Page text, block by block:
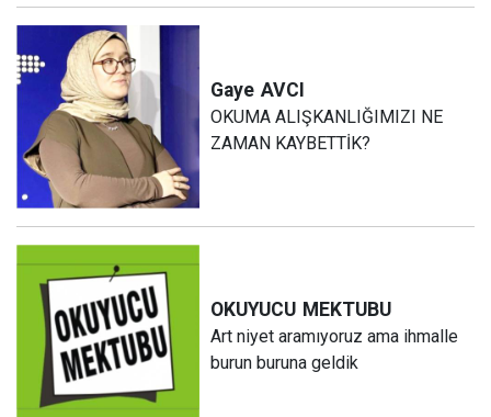
Gaye AVCI
OKUMA ALIŞKANLIĞIMIZI NE
ZAMAN KAYBETTİK?
OKUYUCU MEKTUBU
Art niyet aramıyoruz ama ihmalle
burun buruna geldik